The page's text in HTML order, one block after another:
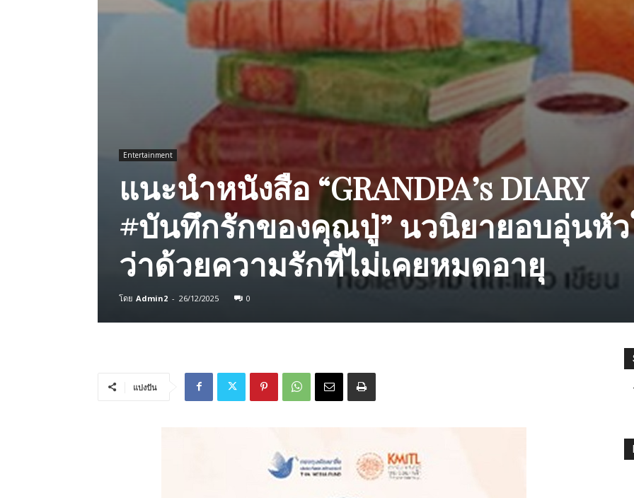
Entertainment
แนะนำหนังสือ “GRANDPA’s DIARY
#บันทึกรักของคุณปู่” นวนิยายอบอุ่นหัว
ว่าด้วยความรักที่ไม่เคยหมดอายุ
โดย Admin2 - 26/12/2025 0
แบ่งปัน